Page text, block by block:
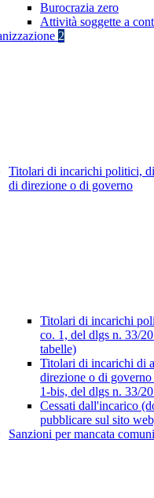
Burocrazia zero
Attività soggette a
2
Titolari di incarichi politici,
di direzione o di governo
Titolari di incarichi
co. 1, del dlgs n. 33/
tabelle)
Titolari di incarichi di
direzione o di
1-bis, del dlgs n. 33/
Cessati dall'incarico
pubblicare sul sito
Sanzioni per mancata